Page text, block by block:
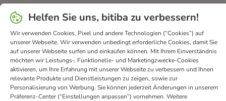
Kontakt
Impressum
Versandkosten und Lieferzeit
Zahlungsarten
Vertrag widerrufen
Entsorgungs- und Umweltbestimmungen
Erklärung zur Barrierefreiheit
bitiba GmbH 2026
Helfen Sie uns, bitiba zu verbessern!
Wir verwenden Cookies, Pixel und andere Technologien (“Cookies”) auf
unserer Webseite. Wir verwenden unbedingt erforderliche Cookies, damit Sie
auf unserer Webseite surfen und einkaufen können. Mit Ihrem Einverständnis
möchten wir Leistungs-, Funktionelle- und Marketingzwecke-Cookies
aktivieren, um Ihre Erfahrung mit unserer Webseite zu verbessern und Ihnen
relevante Produkte und Dienstleistungen zu zeigen, sowie zur
Personalisierung von Werbung. Sie können jederzeit Änderungen in unserem
Präferenz-Center (“Einstellungen anpassen”) vornehmen. Weitere